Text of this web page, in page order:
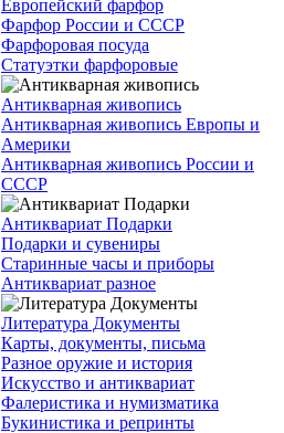
Европейский фарфор
Фарфор России и СССР
Фарфоровая посуда
Статуэтки фарфоровые
Антикварная живопись
Антикварная живопись Европы и
Америки
Антикварная живопись России и
СССР
Антиквариат Подарки
Подарки и сувениры
Старинные часы и приборы
Антиквариат разное
Литература Документы
Карты, документы, письма
Разное оружие и история
Искусство и антиквариат
Фалеристика и нумизматика
Букинистика и репринты